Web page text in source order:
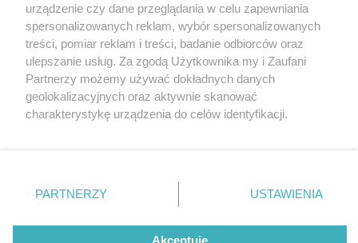
7 / 0
Nie zapomnij
zapoznać się z:
polityką prywatności regulamin korzystania z portali
Twojemiasto
Piekary Śląskie
Chorzów
Tarnowskie Góry
Gliwice
Skontakuj sięz nami
Kontakt
Wydawca
Redakcja
urządzenie czy dane przeglądania w celu zapewniania
spersonalizowanych reklam, wybór spersonalizowanych
treści, pomiar reklam i treści, badanie odbiorców oraz
ulepszanie usług. Za zgodą Użytkownika my i Zaufani
Partnerzy możemy używać dokładnych danych
geolokalizacyjnych oraz aktywnie skanować
charakterystykę urządzenia do celów identyfikacji.
zmienić/wycofać klikając przycisk ustawień prywatności
znajdujący się w lewym dolnym rogu strony
rodzaje przetwarzania danych nie wymagają zgody
użytkownika, ale masz prawo sprzeciwić się takiemu
PARTNERZY USTAWIENIA
Akceptuję